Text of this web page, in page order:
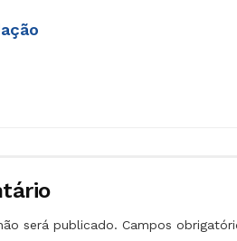
será publicado. Campos